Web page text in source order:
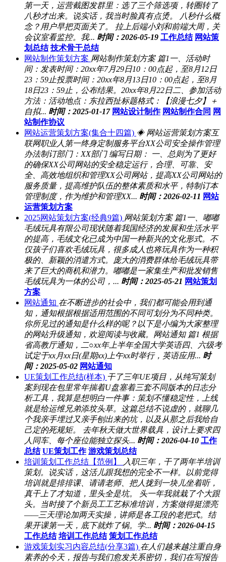
第一天，运营截图发群里：选了三个筛选项，转圈转了
八秒才出来。说实话，我当时脸真有点烫。 八秒什么概
念？用户早把页面关了。 拉上后端小刘和前端大周，关
会议室看监控。我... 时间：2026-05-19 工作总结 网站策
划总结 技术骨干总结
网站制作策划方案 网站制作策划方案 篇1一、活动时
间：发表时间：20xx年7月29日10：00点起，至8月12日
23：59止投票时间：20xx年8月13日10：00点起，至8月
18日23：59止，公布结果。20xx年8月22日二、参加活动
方法：活动地点：东拉西扯标题格式：【浪漫七夕】＋
自拟... 时间：2025-01-17 网站设计制作 网站制作合同 网
站制作协议
网站运营策划方案(集合十四篇) ◈ 网站运营策划方案互
联网职业人第一终身定制服务平台XX公司安全操作管理
办法制订部门：XX部门 编写日期： 一、总则为了更好
的确保XX公司网站的安全稳定运行，合理、可靠、安
全、高效地组织和管理XX公司网站，提高XX公司网站的
服务质量，提高维护队伍的整体素质和水平，特制订本
管理制度，作为维护和管理XX... 时间：2026-02-11 网站
运营策划方案
2025网站策划方案(经典9篇) 网站策划方案 篇1一、嘟嘟
毛绒玩具有限公司现状随着我国经济的发展和生活水平
的提高，毛绒文化已成为中国一种新兴的文化形式。不
仅孩子们喜欢毛绒玩具，很多成人也将玩具作为一种积
极的、新颖的消遣方式。庞大的消费群体给毛绒玩具带
来了巨大的商机和潜力。嘟嘟是一家集生产和批发销售
毛绒玩具为一体的公司，... 时间：2025-05-21 网站策划
方案
网站通知 在不断进步的社会中，我们都可能会用到通
知，通知根据根据适用范围的不同可划分为不同种类。
你所见过的通知是什么样的呢？以下是小编为大家整理
的网站升级通知，欢迎阅读与收藏。网站通知 篇1 根据
省高教厅通知，二○xx年上半年全国大学英语四、六级考
试定于xx月xx日(星期xx)上午xx时举行，英语应用... 时
间：2025-05-02 网站通知
UE策划工作总结(样本) 干了三年UE项目，从纯写策划
案到现在包里常年揣着U盘塞着三套不同版本的日志分
析工具，我算是想明白一件事：策划不懂稳定性，上线
就是给运维兄弟添坟头草。这篇总结不说虚的，就聊几
个我亲手埋过又亲手刨出来的坑，以及从那之后我给自
己定的死规矩。 去年秋天做大世界载具，设计上要求四
人同车、每个座位能独立探头... 时间：2026-04-10 工作
总结 UE策划工作 游戏策划总结
培训策划工作总结【范例】
入职三年，干了两年半培训
策划。说实话，这活儿跟我想的完全不一样。以前觉得
培训就是排排课、请请老师、把人拢到一块儿坐着听，
真干上了才知道，里头全是坑。 头一年我就栽了个大跟
头。当时接了个新员工工艺标准培训，方案做得挺漂亮
——三天理论加两天实操，讲师是各工段的老把式。结
果开课第一天，底下就炸了锅。学... 时间：2026-04-15
工作总结 培训工作总结 策划工作总结
游戏策划实习内容总结(分享3篇) 在人们越来越注重自身
素养的今天，报告与我们愈发关系密切，我们在写报告